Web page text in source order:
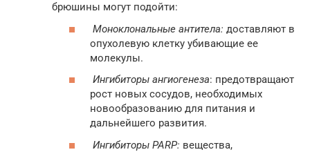
брюшины могут подойти:
Моноклональные антитела: доставляют в
опухолевую клетку убивающие ее
молекулы.
Ингибиторы ангиогенеза: предотвращают
рост новых сосудов, необходимых
новообразованию для питания и
дальнейшего развития.
Ингибиторы PARP: вещества,